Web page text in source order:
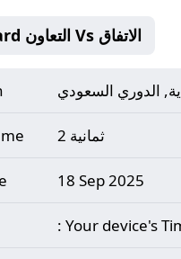
Matche Card التعاون Vs الاتفاق
الدوري السعودي
ثمانية 2
18 Sep 2025
: Your device's